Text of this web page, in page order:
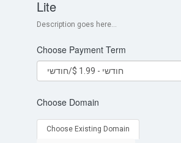
חנות
הודעות וחדשות
מאגר מידע
צרו קשר
Lite
Description goes here...
Choose Payment Term
Choose Domain
Choose Existing Domain